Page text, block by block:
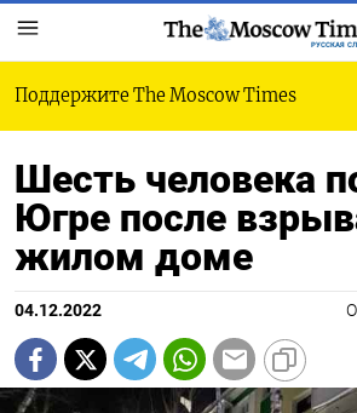
РУССКАЯ
Поддержите The Moscow Times
Шесть человека
Югре после
жилом доме
04.12.2022